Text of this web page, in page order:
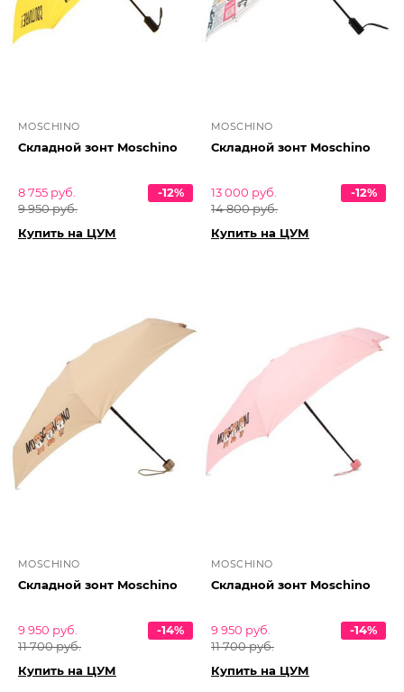
MOSCHINO
Складной зонт Moschino
8 755 руб.
9 950 руб.
-12%
Купить на ЦУМ
MOSCHINO
Складной зонт Moschino
13 000 руб.
14 800 руб.
-12%
Купить на ЦУМ
MOSCHINO
Складной зонт Moschino
9 950 руб.
11 700 руб.
-14%
Купить на ЦУМ
MOSCHINO
Складной зонт Moschino
9 950 руб.
11 700 руб.
-14%
Купить на ЦУМ